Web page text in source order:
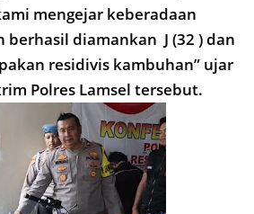
mengejar keberadaan
berhasil diamankan J (32 ) dan
residivis kambuhan” ujar
Polres Lamsel tersebut.